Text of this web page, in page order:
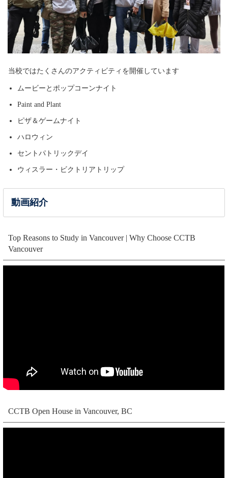
当校ではたくさんのアクティビティを開催しています
ムービーとポップコーンナイト
Paint and Plant
ピザ＆ゲームナイト
ハロウィン
セントパトリックデイ
ウィスラー・ビクトリアトリップ
動画紹介
Top Reasons to Study in Vancouver | Why Choose CCTB
Vancouver
CCTB Open House in Vancouver, BC